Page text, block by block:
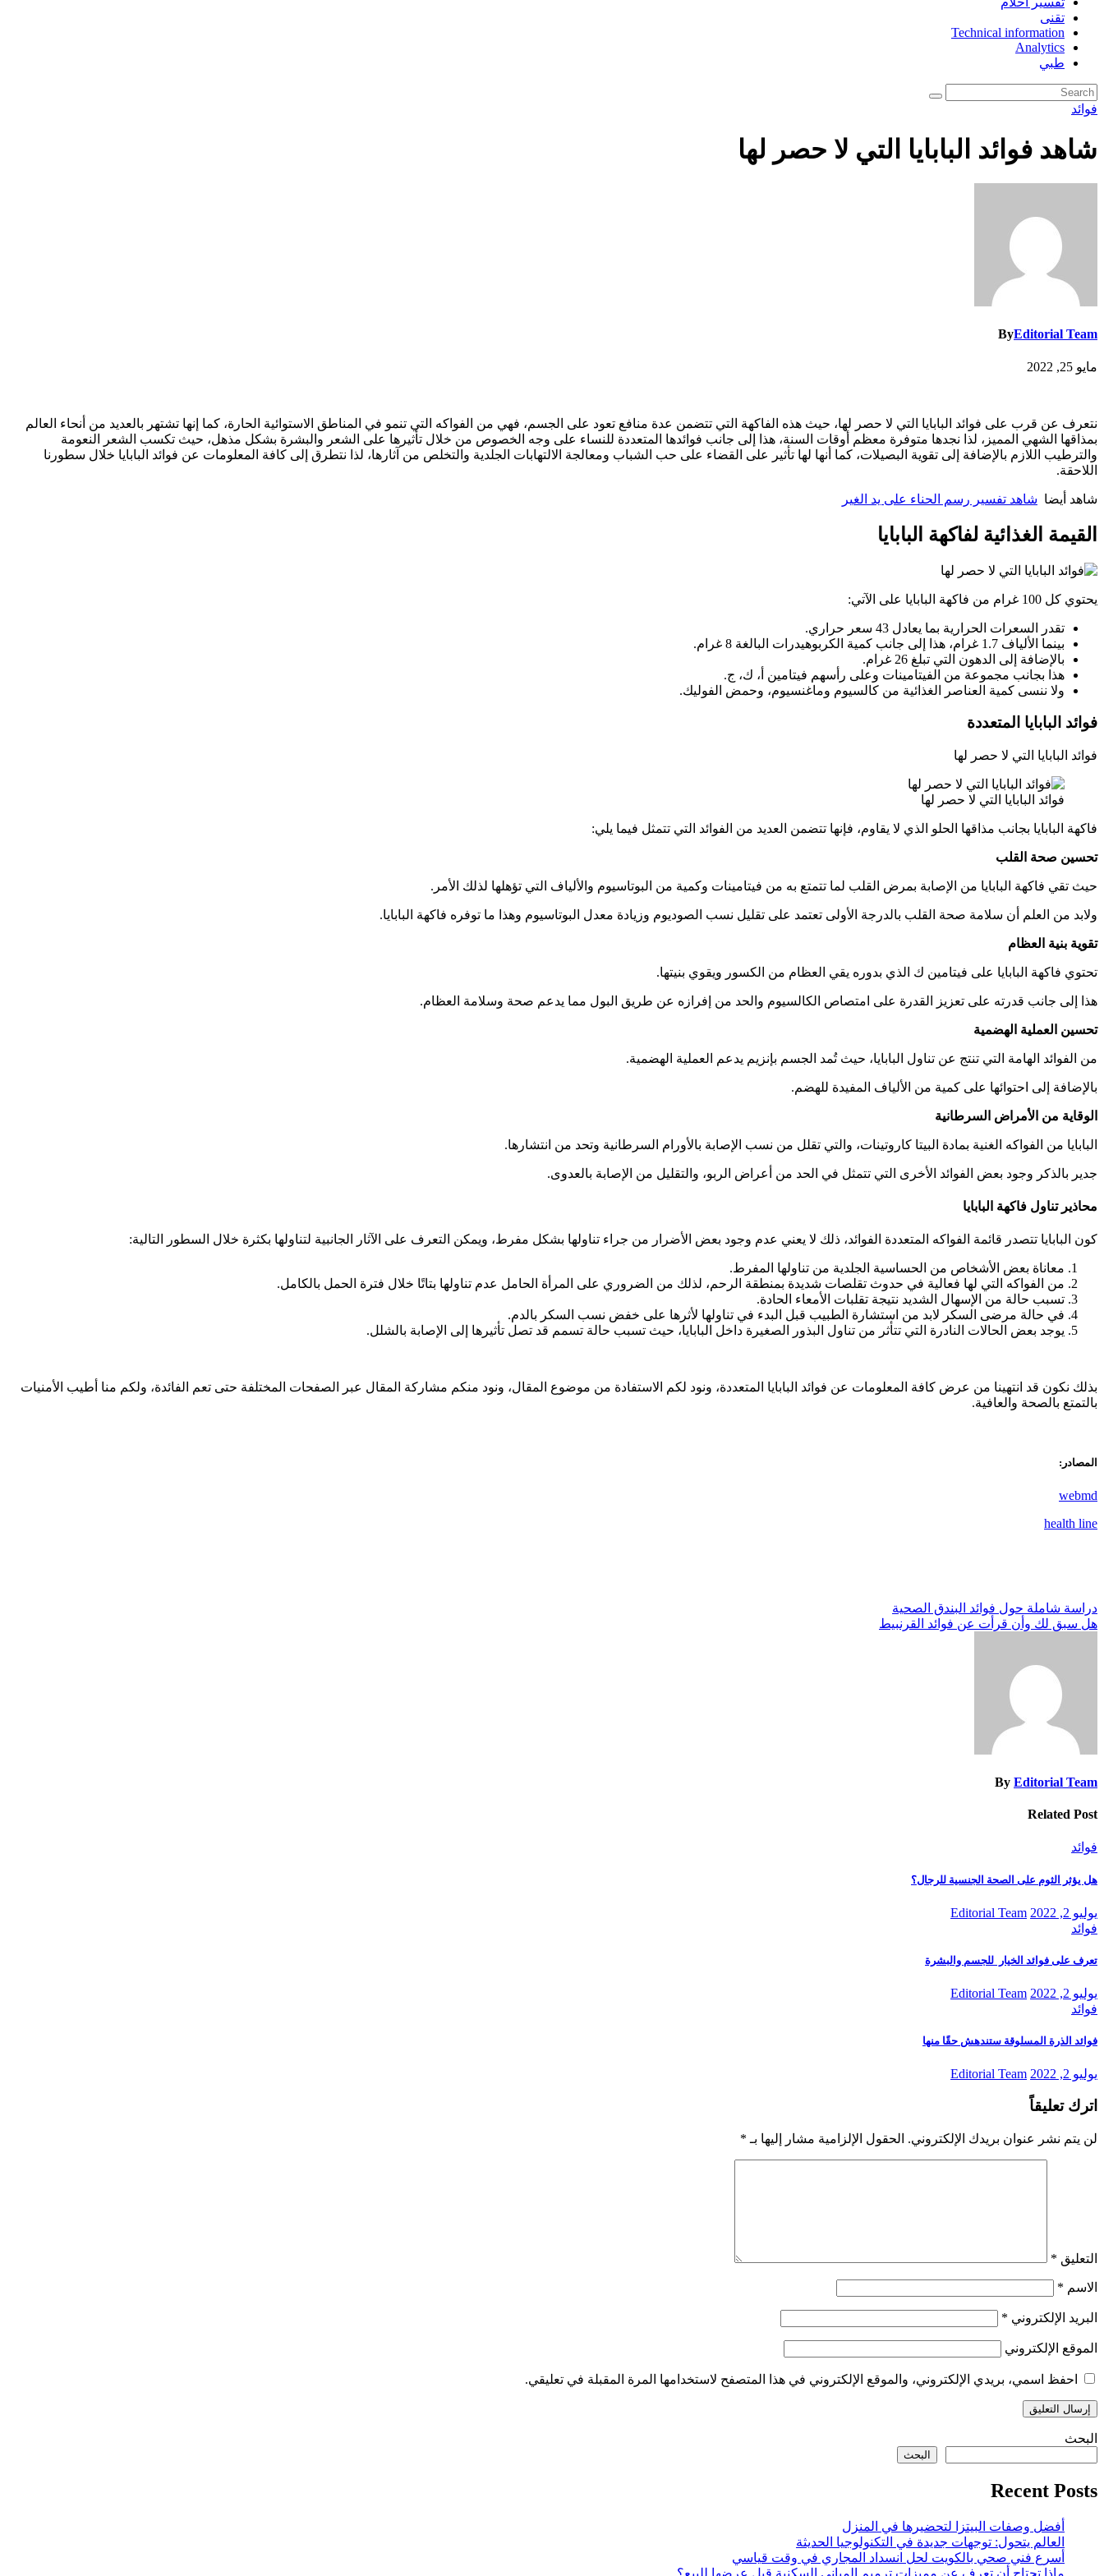
تقنى
Technical information
Analytics
طبي
فوائد
شاهد فوائد البابايا التي لا حصر لها
ByEditorial Team
مايو 25, 2022
نتعرف عن قرب على فوائد البابايا التي لا حصر لها، حيث هذه الفاكهة التي تتضمن عدة منافع تعود على الجسم، فهي من الفواكه التي تنمو في المناطق الاستوائية الحارة، كما إنها تشتهر بالعديد من أنحاء العالم
بمذاقها الشهي المميز، لذا نجدها متوفرة معظم أوقات السنة، هذا إلى جانب فوائدها المتعددة للنساء على وجه الخصوص من خلال تأثيرها على الشعر والبشرة بشكل مذهل، حيث تكسب الشعر النعومة
والترطيب اللازم بالإضافة إلى تقوية البصيلات، كما أنها لها تأثير على القضاء على حب الشباب ومعالجة الالتهابات الجلدية والتخلص من آثارها، لذا نتطرق إلى كافة المعلومات عن فوائد البابايا خلال سطورنا
اللاحقة.
شاهد أيضا شاهد تفسير رسم الحناء على يد الغير
القيمة الغذائية لفاكهة البابايا
يحتوي كل 100 غرام من فاكهة البابايا على الآتي:
تقدر السعرات الحرارية بما يعادل 43 سعر حراري.
بينما الألياف 1.7 غرام، هذا إلى جانب كمية الكربوهيدرات البالغة 8 غرام.
بالإضافة إلى الدهون التي تبلغ 26 غرام.
هذا بجانب مجموعة من الفيتامينات وعلى رأسهم فيتامين أ، ك، ج.
ولا ننسى كمية العناصر الغذائية من كالسيوم وماغنسيوم، وحمض الفوليك.
فوائد البابايا المتعددة
فوائد البابايا التي لا حصر لها
فوائد البابايا التي لا حصر لها
فاكهة البابايا بجانب مذاقها الحلو الذي لا يقاوم، فإنها تتضمن العديد من الفوائد التي تتمثل فيما يلي:
تحسين صحة القلب
حيث تقي فاكهة البابايا من الإصابة بمرض القلب لما تتمتع به من فيتامينات وكمية من البوتاسيوم والألياف التي تؤهلها لذلك الأمر.
ولابد من العلم أن سلامة صحة القلب بالدرجة الأولى تعتمد على تقليل نسب الصوديوم وزيادة معدل البوتاسيوم وهذا ما توفره فاكهة البابايا.
تقوية بنية العظام
تحتوي فاكهة البابايا على فيتامين ك الذي بدوره يقي العظام من الكسور ويقوي بنيتها.
هذا إلى جانب قدرته على تعزيز القدرة على امتصاص الكالسيوم والحد من إفرازه عن طريق البول مما يدعم صحة وسلامة العظام.
تحسين العملية الهضمية
من الفوائد الهامة التي تنتج عن تناول البابايا، حيث تُمد الجسم بإنزيم يدعم العملية الهضمية.
بالإضافة إلى احتوائها على كمية من الألياف المفيدة للهضم.
الوقاية من الأمراض السرطانية
البابايا من الفواكه الغنية بمادة البيتا كاروتينات، والتي تقلل من نسب الإصابة بالأورام السرطانية وتحد من انتشارها.
جدير بالذكر وجود بعض الفوائد الأخرى التي تتمثل في الحد من أعراض الربو، والتقليل من الإصابة بالعدوى.
محاذير تناول فاكهة البابايا
كون البابايا تتصدر قائمة الفواكه المتعددة الفوائد، ذلك لا يعني عدم وجود بعض الأضرار من جراء تناولها بشكل مفرط، ويمكن التعرف على الآثار الجانبية لتناولها بكثرة خلال السطور التالية:
معاناة بعض الأشخاص من الحساسية الجلدية من تناولها المفرط.
من الفواكه التي لها فعالية في حدوث تقلصات شديدة بمنطقة الرحم، لذلك من الضروري على المرأة الحامل عدم تناولها بتاتًا خلال فترة الحمل بالكامل.
تسبب حالة من الإسهال الشديد نتيجة تقلبات الأمعاء الحادة.
في حالة مرضى السكر لابد من استشارة الطبيب قبل البدء في تناولها لأثرها على خفض نسب السكر بالدم.
يوجد بعض الحالات النادرة التي تتأثر من تناول البذور الصغيرة داخل البابايا، حيث تسبب حالة تسمم قد تصل تأثيرها إلى الإصابة بالشلل.
بذلك نكون قد انتهينا من عرض كافة المعلومات عن فوائد البابايا المتعددة، ونود لكم الاستفادة من موضوع المقال، ونود منكم مشاركة المقال عبر الصفحات المختلفة حتى تعم الفائدة، ولكم منا أطيب الأمنيات
بالتمتع بالصحة والعافية.
المصادر:
webmd
health line
تصفّح
المقالات
دراسة شاملة حول فوائد البندق الصحية
هل سبق لك وأن قرأت عن فوائد القرنبيط
By Editorial Team
Related Post
فوائد
هل يؤثر الثوم على الصحة الجنسية للرجال؟
يوليو 2, 2022
Editorial Team
فوائد
تعرف على فوائد الخيار للجسم والبشرة
يوليو 2, 2022
Editorial Team
فوائد
فوائد الذرة المسلوقة ستندهش حقًا منها
يوليو 2, 2022 Editorial Team
اترك تعليقاً
لن يتم نشر عنوان بريدك الإلكتروني. الحقول الإلزامية مشار إليها بـ *
التعليق *
الاسم *
البريد الإلكتروني *
الموقع الإلكتروني
احفظ اسمي، بريدي الإلكتروني، والموقع الإلكتروني في هذا المتصفح لاستخدامها المرة المقبلة في تعليقي.
البحث
البحث
Recent Posts
أفضل وصفات البيتزا لتحضيرها في المنزل
العالم يتحول: توجهات جديدة في التكنولوجيا الحديثة
أسرع فني صحي بالكويت لحل انسداد المجاري في وقت قياسي
ماذا تحتاج أن تعرف عن مميزات ترميم المباني السكنية قبل عرضها للبيع؟